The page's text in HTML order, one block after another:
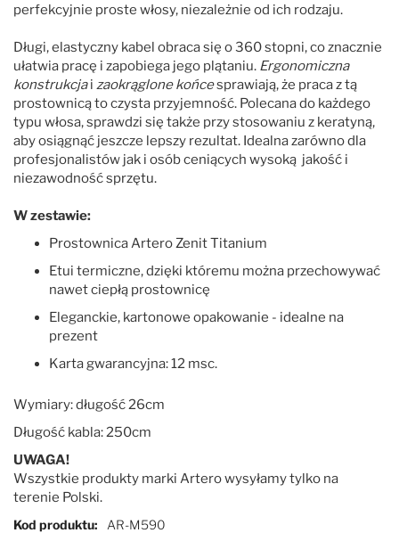
perfekcyjnie proste włosy, niezależnie od ich rodzaju.
Długi, elastyczny kabel obraca się o 360 stopni, co znacznie
ułatwia pracę i zapobiega jego plątaniu. Ergonomiczna
konstrukcjai zaokrąglone końcesprawiają, że praca z tą
prostownicą to czysta przyjemność. Polecana do każdego
typu włosa, sprawdzi się także przy stosowaniu z keratyną,
aby osiągnąć jeszcze lepszy rezultat. Idealna zarówno dla
profesjonalistów jak i osób ceniących wysoką jakość i
niezawodność sprzętu.
W zestawie:
Prostownica Artero Zenit Titanium
Etui termiczne, dzięki któremu można przechowywać
nawet ciepłą prostownicę
Eleganckie, kartonowe opakowanie - idealne na
prezent
Karta gwarancyjna: 12 msc.
Wymiary: długość 26cm
Długość kabla: 250cm
UWAGA!
Wszystkie produkty marki Artero wysyłamy tylko na
terenie Polski.
Więcej informacji
Kod produktu AR-M590